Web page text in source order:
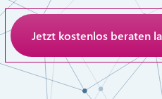
Anti-Roboter-Verifizierung
Hier klicken